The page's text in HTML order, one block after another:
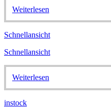
Weiterlesen
Schnellansicht
Schnellansicht
Weiterlesen
instock